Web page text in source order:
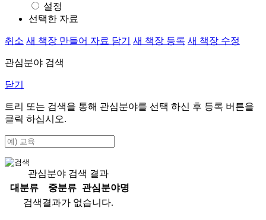
설정
선택한 자료
취소 새 책장 만들어 자료 담기 새 책장 등록 새 책장 수정
관심분야 검색
닫기
트리 또는 검색을 통해 관심분야를 선택 하신 후 등록 버튼을
클릭 하십시오.
관심분야 검색 결과
대분류
중분류
관심분야명
검색결과가 없습니다.